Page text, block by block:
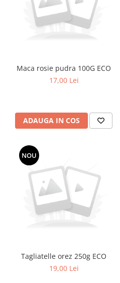
Maca rosie pudra 100G ECO
17,00 Lei
ADAUGA IN COS
NOU
Tagliatelle orez 250g ECO
19,00 Lei